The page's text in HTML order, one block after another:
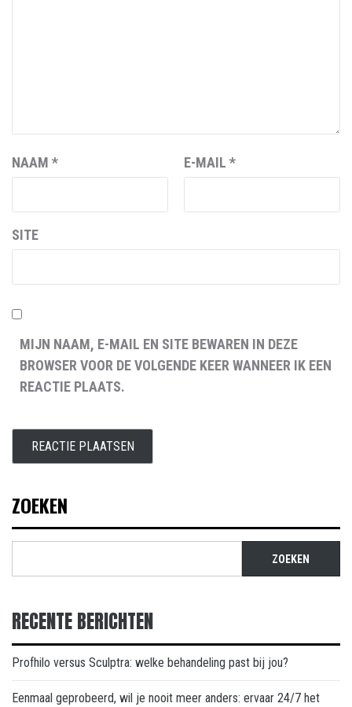
NAAM * E-MAIL *
SITE
MIJN NAAM, E-MAIL EN SITE BEWAREN IN DEZE
BROWSER VOOR DE VOLGENDE KEER WANNEER IK EEN
REACTIE PLAATS.
ZOEKEN
ZOEKEN
RECENTE BERICHTEN
Profhilo versus Sculptra: welke behandeling past bij jou?
Eenmaal geprobeerd, wil je nooit meer anders: ervaar 24/7 het